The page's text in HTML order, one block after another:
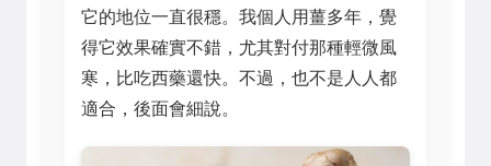
它的地位一直很穩。我個人用薑多年，覺
得它效果確實不錯，尤其對付那種輕微風
寒，比吃西藥還快。不過，也不是人人都
適合，後面會細說。